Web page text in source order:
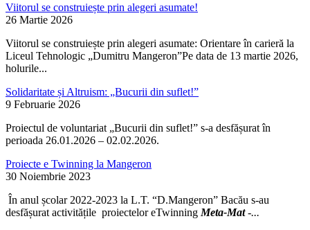
Viitorul se construiește prin alegeri asumate!
26 Martie 2026
Viitorul se construiește prin alegeri asumate: Orientare în carieră la
Liceul Tehnologic „Dumitru Mangeron”Pe data de 13 martie 2026,
holurile...
Solidaritate și Altruism: „Bucurii din suflet!”
9 Februarie 2026
Proiectul de voluntariat „Bucurii din suflet!” s-a desfășurat în
perioada 26.01.2026 – 02.02.2026.
Proiecte e Twinning la Mangeron
30 Noiembrie 2023
În anul școlar 2022-2023 la L.T. “D.Mangeron” Bacău s-au
desfășurat activitățile proiectelor eTwinning Meta-Mat-...